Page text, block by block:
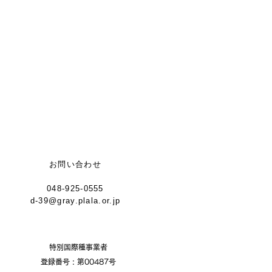
お問い合わせ
048-925-0555
d-39@gray.plala.or.jp
特別国際種事業者
​登録番号 : 第00487号